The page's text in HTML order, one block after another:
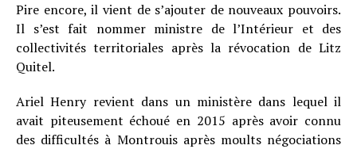
Pire encore, il vient de s’ajouter de nouveaux pouvoirs.
Il s’est fait nommer ministre de l’Intérieur et des
collectivités territoriales après la révocation de Litz
Quitel.
Ariel Henry revient dans un ministère dans lequel il
avait piteusement échoué en 2015 après avoir connu
des difficultés à Montrouis après moults négociations